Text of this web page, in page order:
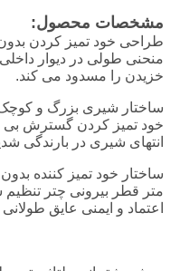
مشخصات محصول:
طراحی خود تمیز کردن
منحنی طولی در دیوار
خزیدن را مسدود می کند.
ساختار شیری بزرگ و کوچک
خود تمیز کردن گسترش بی
انتهای شیری در بارندگی
متر قطر بیرونی چتر
اعتماد و ایمنی عایق